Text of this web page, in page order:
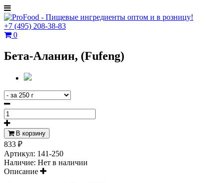
+7 (495) 208-38-83
0
Бета-Аланин, (Fufeng)
В корзину
833 ₽
Артикул: 141-250
Наличие: Нет в наличии
Описание